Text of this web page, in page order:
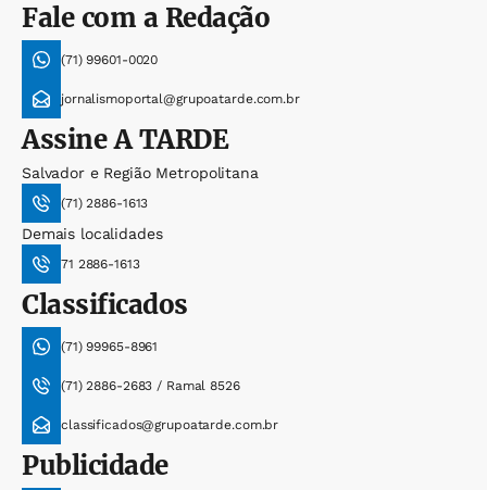
Fale com a Redação
(71) 99601-0020
jornalismoportal@grupoatarde.com.br
AssineA TARDE
Salvador e Região Metropolitana
(71) 2886-1613
Demais localidades
71 2886-1613
Classificados
(71) 99965-8961
(71) 2886-2683 / Ramal 8526
classificados@grupoatarde.com.br
Publicidade